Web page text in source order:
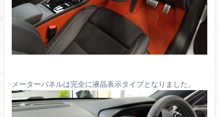
メーターパネルは完全に液晶表示タイプとなりました。